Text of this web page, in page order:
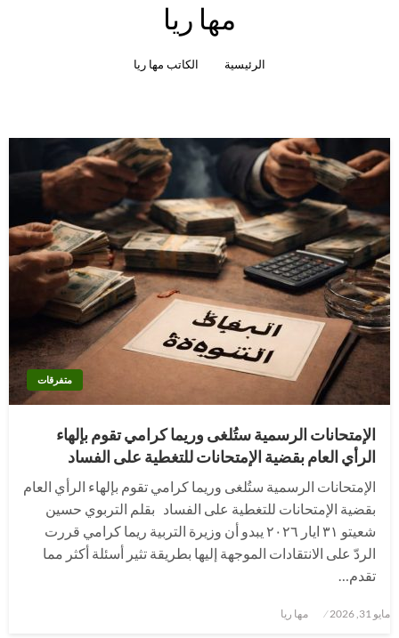
مها ريا
الرئيسية الكاتب مها ريا
متفرقات
الإمتحانات الرسمية ستُلغى وريما كرامي تقوم بإلهاء
الرأي العام بقضية الإمتحانات للتغطية على الفساد
الإمتحانات الرسمية ستُلغى وريما كرامي تقوم بإلهاء الرأي العام
بقضية الإمتحانات للتغطية على الفساد بقلم التربوي حسين
شعيتو ٣١ ايار ٢٠٢٦ يبدو أن وزيرة التربية ريما كرامي قررت
الردّ على الانتقادات الموجهة إليها بطريقة تثير أسئلة أكثر مما
تقدم…
نُشر
مايو 31, 2026 مها ريا